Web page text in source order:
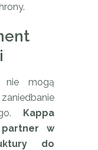
nie mogą
Kappa
w
do